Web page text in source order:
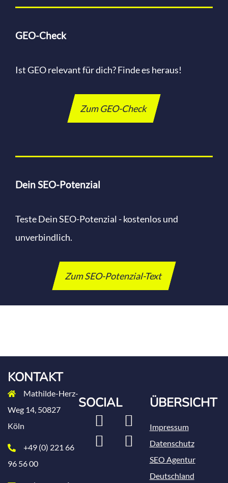
GEO-Check
Ist GEO relevant für dich? Finde es heraus!
Zum GEO-Check
Dein SEO-Potenzial
Teste Dein SEO-Potenzial - kostenlos und
unverbindlich.
Zum SEO-Potenzial-Text
KONTAKT
Mathilde-Herz-
Weg 14, 50827
Köln
+49 (0) 221 66
96 56 00
SOCIAL
LinkedIn
Instagram
ÜBERSICHT
Impressum
Datenschutz
SEO Agentur
Deutschland